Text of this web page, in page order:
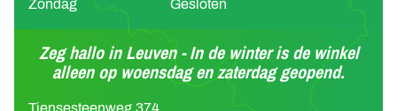
Zondag
Gesloten
Zeg hallo in Leuven - In de winter is de winkel
alleen op woensdag en zaterdag geopend.